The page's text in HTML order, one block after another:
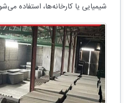
شیمیایی یا کارخانه‌ها، استفاده